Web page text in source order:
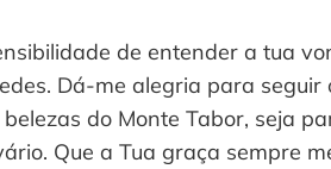
de entender a tua
Dá-me alegria para seguir
do Monte Tabor, seja
Que a Tua graça sempre